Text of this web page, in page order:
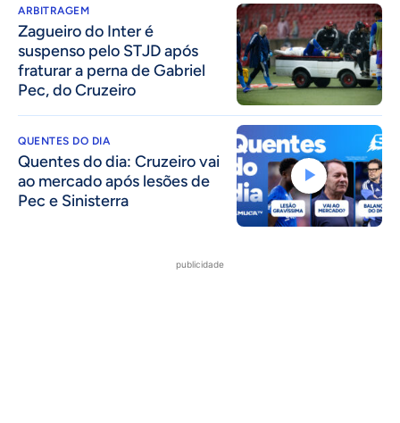
ARBITRAGEM
Zagueiro do Inter é
suspenso pelo STJD após
fraturar a perna de Gabriel
Pec, do Cruzeiro
QUENTES DO DIA
Quentes do dia: Cruzeiro vai
ao mercado após lesões de
Pec e Sinisterra
publicidade